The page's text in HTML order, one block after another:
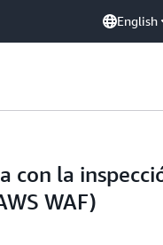
English
con la
WAF)